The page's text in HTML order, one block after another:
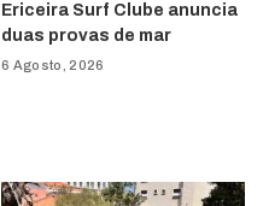
Ericeira Surf Clube anuncia
duas provas de mar
6 Agosto, 2026